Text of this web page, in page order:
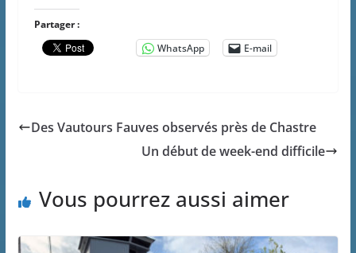
Partager :
WhatsApp
E-mail
Des Vautours Fauves observés près de Chastre
Un début de week-end difficile
Vous pourrez aussi aimer